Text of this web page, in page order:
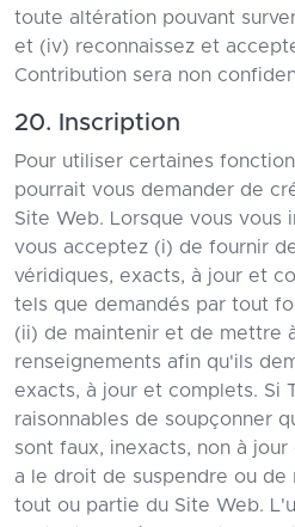
toute altération pouvant
et (iv) reconnaissez et
Contribution sera non
20. Inscription
Pour utiliser certaines
pourrait vous demander de
Site Web. Lorsque vous vous
vous acceptez (i) de fournir
véridiques, exacts, à jour et
tels que demandés par tout
(ii) de maintenir et de mettre
renseignements afin qu'ils
exacts, à jour et complets. Si
raisonnables de soupçonner
sont faux, inexacts, non à
a le droit de suspendre ou de
tout ou partie du Site Web.